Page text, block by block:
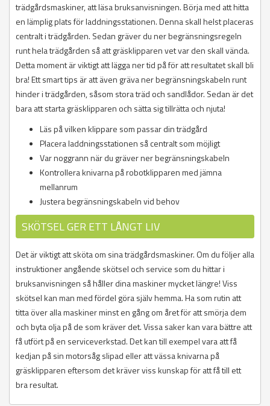
trädgårdsmaskiner, att läsa bruksanvisningen. Börja med att hitta
en lämplig plats för laddningsstationen. Denna skall helst placeras
centralt i trädgården. Sedan gräver du ner begränsningsregeln
runt hela trädgården så att gräsklipparen vet var den skall vända.
Detta moment är viktigt att lägga ner tid på för att resultatet skall bli
bra! Ett smart tips är att även gräva ner begränsningskabeln runt
hinder i trädgården, såsom stora träd och sandlådor. Sedan är det
bara att starta gräsklipparen och sätta sig tillrätta och njuta!
Läs på vilken klippare som passar din trädgård
Placera laddningsstationen så centralt som möjligt
Var noggrann när du gräver ner begränsningskabeln
Kontrollera knivarna på robotklipparen med jämna
mellanrum
Justera begränsningskabeln vid behov
SKÖTSEL GER ETT LÅNGT LIV
Det är viktigt att sköta om sina trädgårdsmaskiner. Om du följer alla
instruktioner angående skötsel och service som du hittar i
bruksanvisningen så håller dina maskiner mycket längre! Viss
skötsel kan man med fördel göra själv hemma. Ha som rutin att
titta över alla maskiner minst en gång om året för att smörja dem
och byta olja på de som kräver det. Vissa saker kan vara bättre att
få utfört på en serviceverkstad. Det kan till exempel vara att få
kedjan på sin motorsåg slipad eller att vässa knivarna på
gräsklipparen eftersom det kräver viss kunskap för att få till ett
bra resultat.